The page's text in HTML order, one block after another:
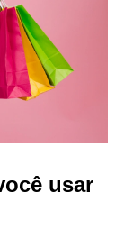
usar